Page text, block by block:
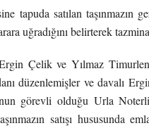
tapuda satılan taşınmazın
uğradığını belirterek
Çelik ve Yılmaz
düzenlemişler ve davalı
görevli olduğu Urla
satışı hususunda